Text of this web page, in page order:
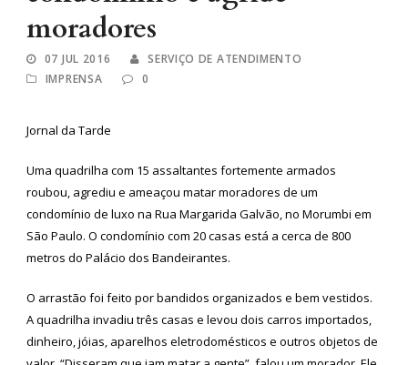
moradores
07 JUL 2016
SERVIÇO DE ATENDIMENTO
IMPRENSA
0
Jornal da Tarde
Uma quadrilha com 15 assaltantes fortemente armados
roubou, agrediu e ameaçou matar moradores de um
condomínio de luxo na Rua Margarida Galvão, no Morumbi em
São Paulo. O condomínio com 20 casas está a cerca de 800
metros do Palácio dos Bandeirantes.
O arrastão foi feito por bandidos organizados e bem vestidos.
A quadrilha invadiu três casas e levou dois carros importados,
dinheiro, jóias, aparelhos eletrodomésticos e outros objetos de